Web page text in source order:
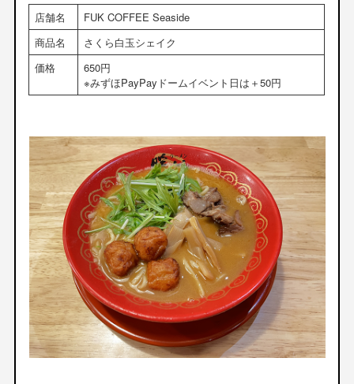
店舗名
FUK COFFEE Seaside
商品名
さくら白玉シェイク
価格
650円
※みずほPayPayドームイベント日は＋50円